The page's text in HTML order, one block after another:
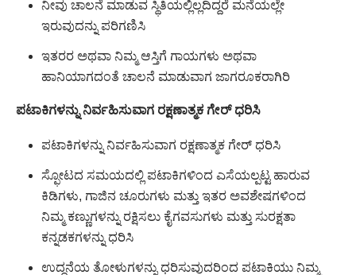
ನೀವು ಚಾಲನೆ ಮಾಡುವ ಸ್ಥಿತಿಯಲ್ಲಿಲ್ಲದಿದ್ದರೆ ಮನೆಯಲ್ಲೇ
ಇರುವುದನ್ನು ಪರಿಗಣಿಸಿ
ಇತರರ ಅಥವಾ ನಿಮ್ಮ ಆಸ್ತಿಗೆ ಗಾಯಗಳು ಅಥವಾ
ಹಾನಿಯಾಗದಂತೆ ಚಾಲನೆ ಮಾಡುವಾಗ ಜಾಗರೂಕರಾಗಿರಿ
ಪಟಾಕಿಗಳನ್ನು ನಿರ್ವಹಿಸುವಾಗ ರಕ್ಷಣಾತ್ಮಕ ಗೇರ್ ಧರಿಸಿ
ಪಟಾಕಿಗಳನ್ನು ನಿರ್ವಹಿಸುವಾಗ ರಕ್ಷಣಾತ್ಮಕ ಗೇರ್ ಧರಿಸಿ
ಸ್ಫೋಟದ ಸಮಯದಲ್ಲಿ ಪಟಾಕಿಗಳಿಂದ ಎಸೆಯಲ್ಪಟ್ಟ ಹಾರುವ
ಕಿಡಿಗಳು, ಗಾಜಿನ ಚೂರುಗಳು ಮತ್ತು ಇತರ ಅವಶೇಷಗಳಿಂದ
ನಿಮ್ಮ ಕಣ್ಣುಗಳನ್ನು ರಕ್ಷಿಸಲು ಕೈಗವಸುಗಳು ಮತ್ತು ಸುರಕ್ಷತಾ
ಕನ್ನಡಕಗಳನ್ನು ಧರಿಸಿ
ಉದ್ದನೆಯ ತೋಳುಗಳನ್ನು ಧರಿಸುವುದರಿಂದ ಪಟಾಕಿಯು ನಿಮ್ಮ